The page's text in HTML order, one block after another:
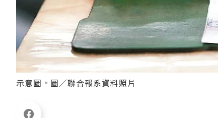
示意圖。圖／聯合報系資料照片